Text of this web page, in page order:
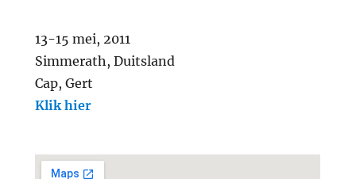
13-15 mei, 2011
Simmerath, Duitsland
Cap, Gert
Klik hier